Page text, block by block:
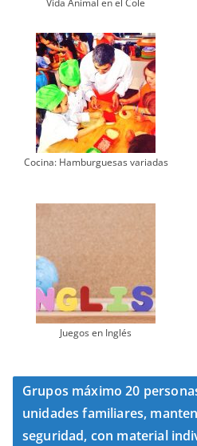
Vida Animal en el Cole
Cocina: Hamburguesas variadas
Juegos en Inglés
Grupos máximo 20
unidades familiares,
seguridad, con material